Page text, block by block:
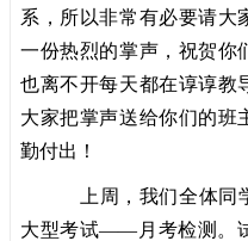
系，所以非常有必要请大
一份热烈的掌声，祝贺你
也离不开每天都在谆谆教
大家把掌声送给你们的班
勤付出！
上周，我们全体同
大型考试——月考检测。